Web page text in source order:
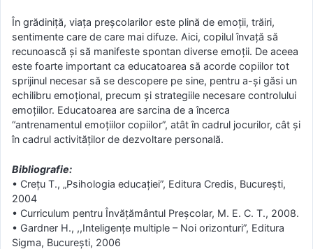
În grădiniţă, viaţa preşcolarilor este plină de emoţii, trăiri,
sentimente care de care mai difuze. Aici, copilul învaţă să
recunoască şi să manifeste spontan diverse emoţii. De aceea
este foarte important ca educatoarea să acorde copiilor tot
sprijinul necesar să se descopere pe sine, pentru a-şi găsi un
echilibru emoţional, precum şi strategiile necesare controlului
emoţiilor. Educatoarea are sarcina de a încerca
“antrenamentul emoţiilor copiilor”, atât în cadrul jocurilor, cât şi
în cadrul activităţilor de dezvoltare personală.
Bibliografie:
• Creţu T., „Psihologia educaţiei”, Editura Credis, Bucureşti,
2004
• Curriculum pentru Învăţământul Preşcolar, M. E. C. T., 2008.
• Gardner H., ,,Inteligenţe multiple – Noi orizonturi”, Editura
Sigma, Bucureşti, 2006